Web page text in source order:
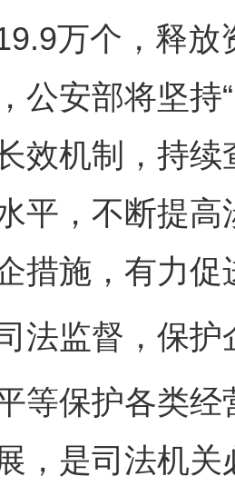
万个，释
公安部将坚持
效机制，持
平，不断提
措施，有力
监督，保护
保护各类经
，是司法机